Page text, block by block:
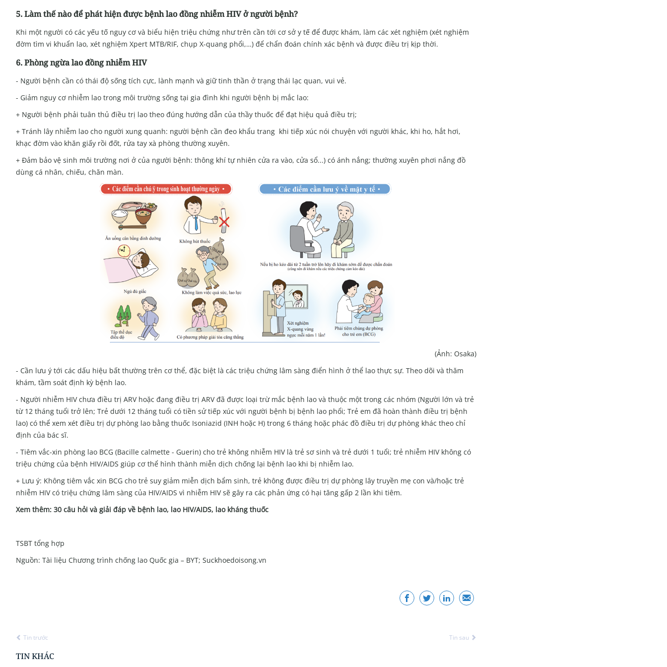
5. Làm thế nào để phát hiện được bệnh lao đồng nhiễm HIV ở người bệnh?
Khi một người có các yếu tố nguy cơ và biểu hiện triệu chứng như trên cần tới cơ sở y tế để được khám, làm các xét nghiệm (xét nghiệm
đờm tìm vi khuẩn lao, xét nghiệm Xpert MTB/RIF, chụp X-quang phổi,…) để chẩn đoán chính xác bệnh và được điều trị kịp thời.
6. Phòng ngừalao đồng nhiễm HIV
- Người bệnh cần có thái độ sống tích cực, lành mạnh và giữ tinh thần ở trạng thái lạc quan, vui vẻ.
- Giảm nguy cơ nhiễm lao trong môi trường sống tại gia đình khi người bệnh bị mắc lao:
+ Người bệnh phải tuân thủ điều trị lao theo đúng hướng dẫn của thầy thuốc để đạt hiệu quả điều trị;
+ Tránh lây nhiễm lao cho người xung quanh: người bệnh cần đeo khẩu trang khi tiếp xúc nói chuyện với người khác, khi ho, hắt hơi,
khạc đờm vào khăn giấy rồi đốt, rửa tay xà phòng thường xuyên.
+ Đảm bảo vệ sinh môi trường nơi ở của người bệnh: thông khí tự nhiên cửa ra vào, cửa sổ...) có ánh nắng; thường xuyên phơi nắng đồ
dùng cá nhân, chiếu, chăn màn.
(Ảnh: Osaka)
- Cần lưu ý tới các dấu hiệu bất thường trên cơ thể, đặc biệt là các triệu chứng lâm sàng điển hình ở thể lao thực sự. Theo dõi và thăm
khám, tầm soát định kỳ bệnh lao.
- Người nhiễm HIV chưa điều trị ARV hoặc đang điều trị ARV đã được loại trừ mắc bệnh lao và thuộc một trong các nhóm (Người lớn và trẻ
từ 12 tháng tuổi trở lên; Trẻ dưới 12 tháng tuổi có tiền sử tiếp xúc với người bệnh bị bệnh lao phổi; Trẻ em đã hoàn thành điều trị bệnh
lao) có thể xem xét điều trị dự phòng lao bằng thuốc Isoniazid (INH hoặc H) trong 6 tháng hoặc phác đồ điều trị dự phòng khác theo chỉ
định của bác sĩ.
- Tiêm vắc-xin phòng lao BCG (Bacille calmette - Guerin) cho trẻ không nhiễm HIV là trẻ sơ sinh và trẻ dưới 1 tuổi; trẻ nhiễm HIV không có
triệu chứng của bệnh HIV/AIDS giúp cơ thể hình thành miễn dịch chống lại bệnh lao khi bị nhiễm lao.
+ Lưu ý: Không tiêm vắc xin BCG cho trẻ suy giảm miễn dịch bẩm sinh, trẻ không được điều trị dự phòng lây truyền mẹ con và/hoặc trẻ
nhiễm HIV có triệu chứng lâm sàng của HIV/AIDS vì nhiễm HIV sẽ gây ra các phản ứng có hại tăng gấp 2 lần khi tiêm.
Xem thêm: 30 câu hỏi và giải đáp về bệnh lao, lao HIV/AIDS, lao kháng thuốc
TSBT tổng hợp
Nguồn: Tài liệu Chương trình chống lao Quốc gia – BYT; Suckhoedoisong.vn
Tin trước Tin sau
TIN KHÁC